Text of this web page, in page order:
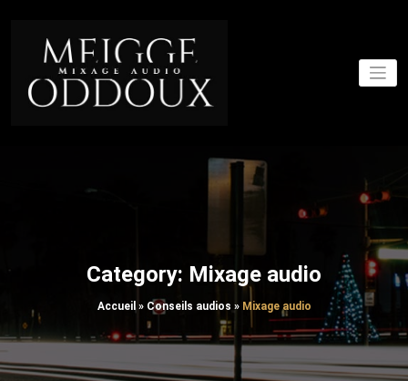
Studio de
Grenoble
"Mixer, c'est révéler le
Category: Mixage audio
Accueil » Conseils audios » Mixage audio